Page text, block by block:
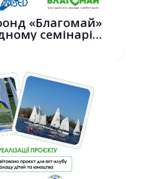
«Благомай»
семінарі